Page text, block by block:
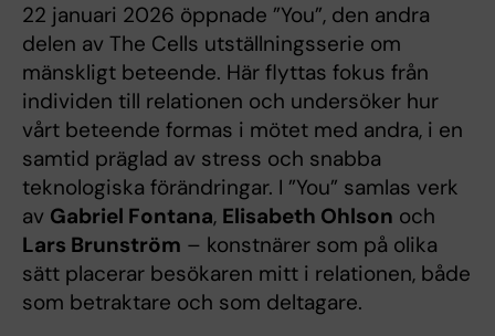
22 januari 2026 öppnade ”You”, den andra
delen av The Cells utställningsserie om
mänskligt beteende. Här flyttas fokus från
individen till relationen och undersöker hur
vårt beteende formas i mötet med andra, i en
samtid präglad av stress och snabba
teknologiska förändringar. I ”You” samlas verk
av Gabriel Fontana, Elisabeth Ohlson och
Lars Brunström – konstnärer som på olika
sätt placerar besökaren mitt i relationen, både
som betraktare och som deltagare.